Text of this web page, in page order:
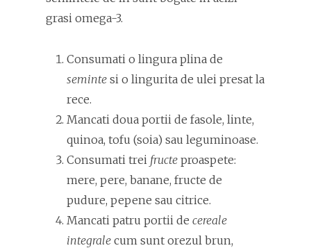
grasi omega-3.
Consumati o lingura plina de
seminte si o lingurita de ulei presat la
rece.
Mancati doua portii de fasole, linte,
quinoa, tofu (soia) sau leguminoase.
Consumati trei fructe proaspete:
mere, pere, banane, fructe de
pudure, pepene sau citrice.
Mancati patru portii de cereale
integrale cum sunt orezul brun,